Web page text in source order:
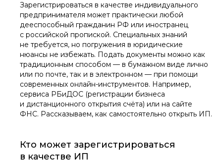
Зарегистрироваться в качестве индивидуального
предпринимателя может практически любой
дееспособный гражданин РФ или иностранец
с российской пропиской. Специальных знаний
не требуется, но погружения в юридические
нюансы не избежать. Подать документы можно как
традиционным способом — в бумажном виде лично
или по почте, так и в электронном — при помощи
современных онлайн-инструментов. Например,
сервиса РБиДОС (регистрации бизнеса
и дистанционного открытия счёта) или на сайте
ФНС. Рассказываем, как самостоятельно открыть ИП.
Кто может зарегистрироваться
в качестве ИП